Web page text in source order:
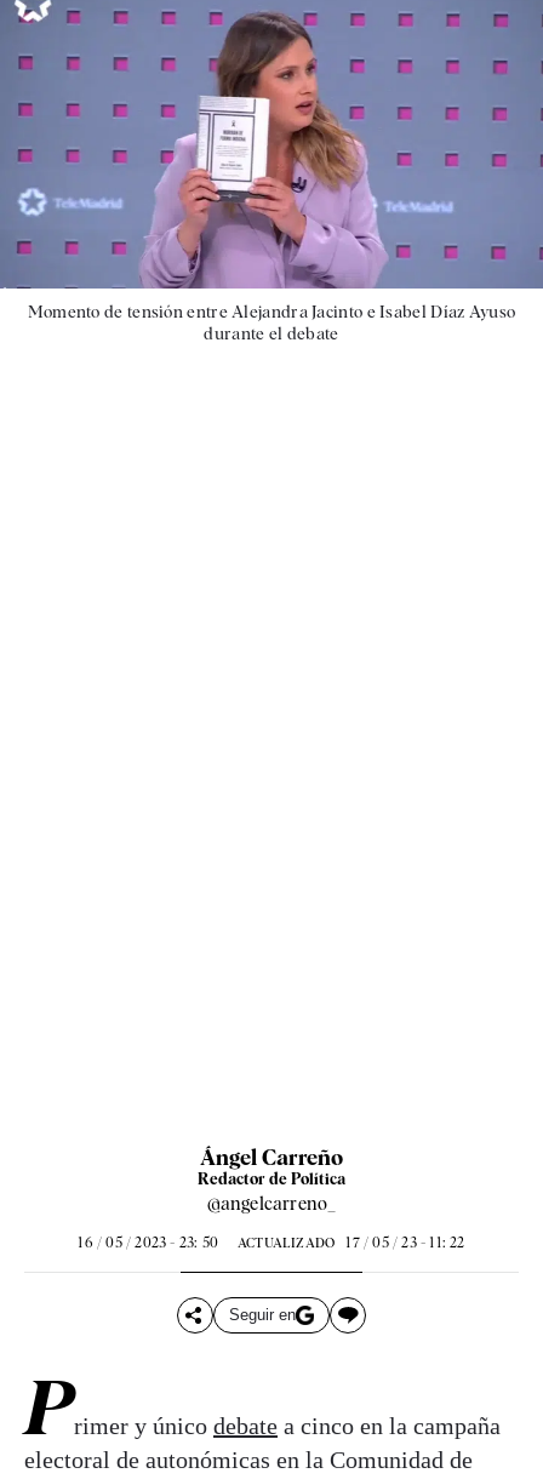
Momento de tensión entre Alejandra Jacinto e Isabel Díaz Ayuso
durante el debate
Ángel Carreño
Redactor de Política
@angelcarreno_
16 / 05 / 2023 - 23: 50 ACTUALIZADO 17 / 05 / 23 - 11: 22
Seguir en
Primer y único debate a cinco en la campaña
electoral de autonómicas en la Comunidad de